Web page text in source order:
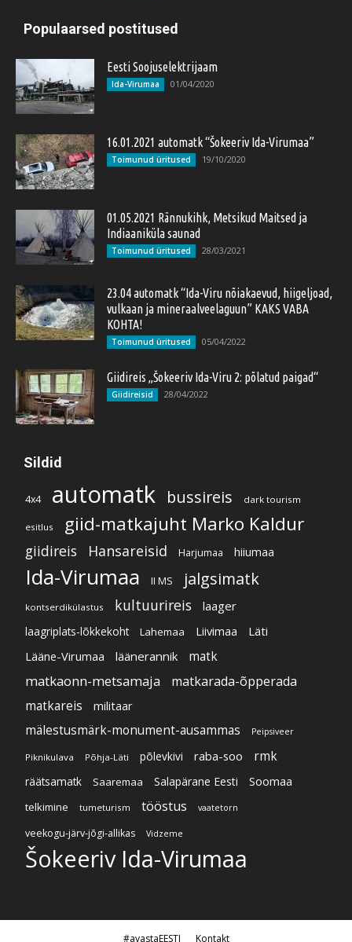
Populaarsed postitused
Eesti Soojuselektrijaam
Ida-Virumaa 01/04/2020
16.01.2021 automatk “Šokeeriv Ida-Virumaa”
Toimunud üritused 19/10/2020
01.05.2021 Rännukihk, Metsikud Maitsed ja
Indiaaniküla saunad
Toimunud üritused 28/03/2021
23.04 automatk “Ida-Viru nõiakaevud, hiigeljoad,
vulkaan ja mineraalveelaguun” KAKS VABA
KOHTA!
Toimunud üritused 05/04/2022
Giidireis „Šokeeriv Ida-Viru 2: põlatud paigad“
Giidireisid 28/04/2022
Sildid
4x4 automatk bussireis dark tourism
esitlus giid-matkajuht Marko Kaldur
giidireis Hansareisid Harjumaa hiiumaa
Ida-Virumaa II MS jalgsimatk
kontserdikülastus kultuurireis laager
laagriplats-lõkkekoht Lahemaa Liivimaa
Läti
Lääne-Virumaa
läänerannik matk
matkaonn-metsamaja matkarada-õpperada
matkareis militaar
mälestusmärk-monument-ausammas Peipsiveer
Piknikulava Põhja-Läti põlevkivi raba-soo rmk
räätsamatk Saaremaa Salapärane Eesti Soomaa
telkimine tumeturism tööstus vaatetorn
veekogu-järv-jõgi-allikas Vidzeme
Šokeeriv Ida-Virumaa
#avastaEESTI Kontakt